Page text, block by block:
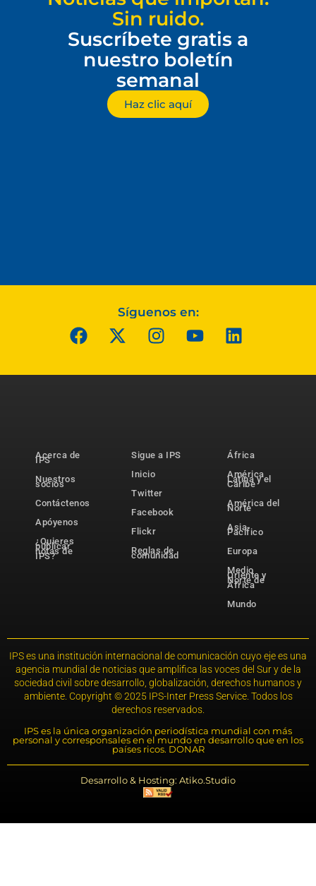
Sin ruido.
Suscríbete gratis a
nuestro boletín
semanal
Haz clic aquí
Síguenos en:
Acerca de
IPS
Nuestros
socios
Contáctenos
Apóyenos
¿Quieres
publicar
notas de
IPS?
Sigue a IPS
Inicio
Twitter
Facebook
Flickr
Reglas de
comunidad
África
América
Latina y el
Caribe
América del
Norte
Asia-
Pacífico
Europa
Medio
Oriente y
Norte de
África
Mundo
IPS es una institución internacional de comunicación cuyo eje es una
agencia mundial de noticias que amplifica las voces del Sur y de la
sociedad civil sobre desarrollo, globalización, derechos humanos y
ambiente. Copyright © 2025 IPS-Inter Press Service. Todos los
derechos reservados.
IPS es la única organización periodística mundial con más
personal y corresponsales en el mundo en desarrollo que en los
países ricos. DONAR
Desarrollo & Hosting: Atiko.Studio